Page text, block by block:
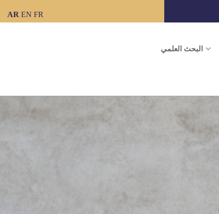
البحث العلمي
AR EN FR